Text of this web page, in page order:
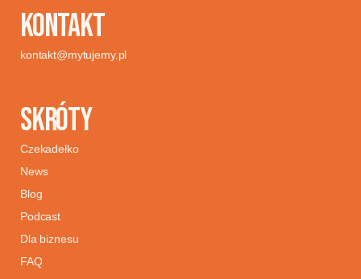
KONTAKT
kontakt@mytujemy.pl
SKRÓTY
Czekadełko
News
Blog
Podcast
Dla biznesu
FAQ